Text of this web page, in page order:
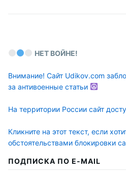
НЕТ ВОЙНЕ!
Внимание! Сайт Udikov.com
за антивоенные статьи
На территории России сайт
Кликните на этот текст, если
обстоятельствами блокировки
ПОДПИСКА ПО E-MAIL